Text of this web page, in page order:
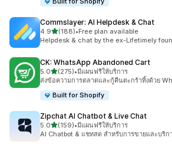
Commslayer: AI Helpdesk & Chat
4.9เต็ม 5 ดาว
(188)
ทั้งหมด 188 รีวิว
•Free plan available
Helpdesk & chat by the ex-Lifetimely
CK: WhatsApp Abandoned Cart
5.0เต็ม 5 ดาว
(275)
ทั้งหมด 275 รีวิว
•มีแผนฟรีให้บริการ
ส่งข้อความการตลาดและกู้คืนตะกร้าทิ้งด้วย
Built for Shopify
Zipchat AI Chatbot & Live Chat
5.0เต็ม 5 ดาว
(159)
ทั้งหมด 159 รีวิว
•มีแผนฟรีให้บริการ
AI Chatbot & แชทสด สำหรับการขายและบริก